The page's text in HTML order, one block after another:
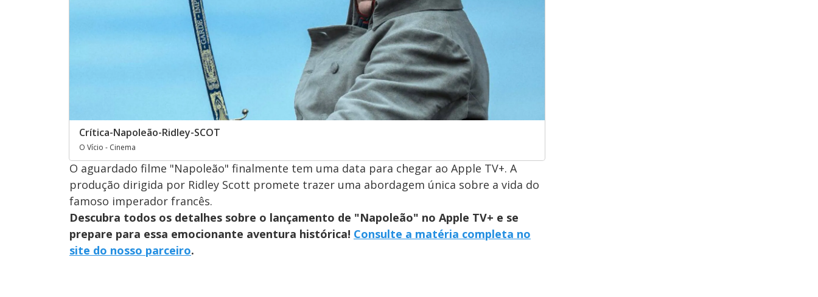
Crítica-Napoleão-Ridley-SCOT
O Vício - Cinema
O aguardado filme "Napoleão" finalmente tem uma data para chegar ao Apple TV+. A
produção dirigida por Ridley Scott promete trazer uma abordagem única sobre a vida do
famoso imperador francês.
Descubra todos os detalhes sobre o lançamento de "Napoleão" no Apple TV+ e se
prepare para essa emocionante aventura histórica! Consulte a matéria completa no
site do nosso parceiro.